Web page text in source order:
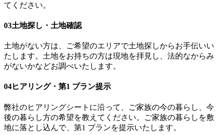
てください。
03土地探し・土地確認
土地がない方は、ご希望のエリアで土地探しからお手伝いい
たします。土地をお持ちの方は現地を拝見し、法的なからみ
がないかなどお調べいたします。
04ヒアリング・第1 プラン提示
弊社のヒアリングシートに沿って、ご家族の今の暮らし、今
後の暮らし方の希望を教えてください。ご家族の暮らしを敷
地に落とし込んで、第1 プランを提示いたします。